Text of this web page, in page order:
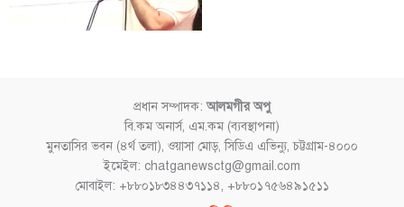
প্রধান সম্পাদক:আলমগীর অপু
বি.কম অনার্স, এম.কম (ব্যবস্থাপনা)
মুনতাসির ভবন (৪র্থ তলা), ওয়াসা মোড়, সিডিএ এভিন্যু, চট্টগ্রাম-৪০০০
ইমেইল: chatganewsctg@gmail.com
মোবাইল: +৮৮০১৮৩৪৪৩৭১১৪, +৮৮০১৭৫৬৪৯১৫১১